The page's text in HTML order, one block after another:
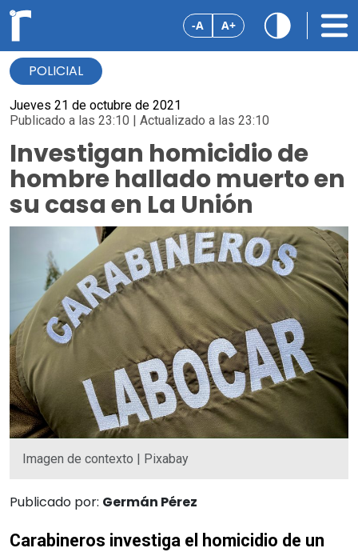
-A A+
POLICIAL
Jueves 21 de octubre de 2021
Publicado a las 23:10 | Actualizado a las 23:10
Investigan homicidio de
hombre hallado muerto en
su casa en La Unión
Imagen de contexto | Pixabay
Publicado por: Germán Pérez
Carabineros investiga el homicidio de un